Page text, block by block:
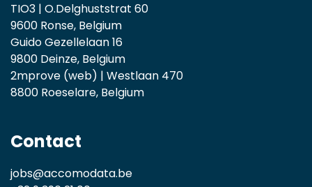
TIO3 | O.Delghuststrat 60
9600 Ronse, Belgium
Guido Gezellelaan 16
9800 Deinze, Belgium
2mprove (web) | Westlaan 470
8800 Roeselare, Belgium
Contact
jobs@accomodata.be